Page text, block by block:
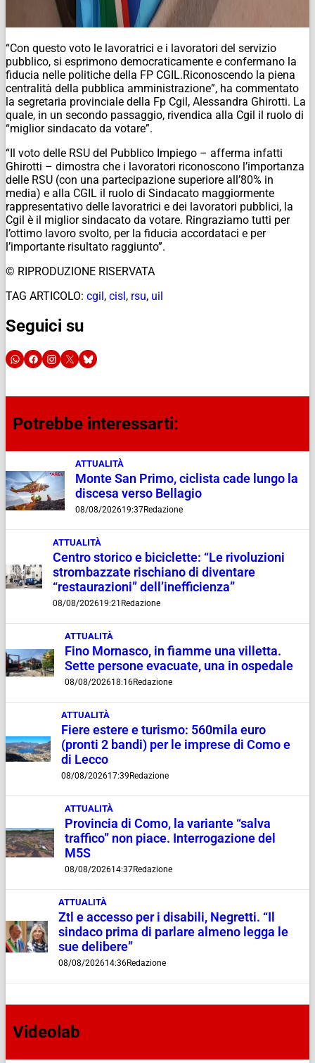
“Con questo voto le lavoratrici e i lavoratori del servizio
pubblico, si esprimono democraticamente e confermano la
fiducia nelle politiche della FP CGIL.Riconoscendo la piena
centralità della pubblica amministrazione”, ha commentato
la segretaria provinciale della Fp Cgil, Alessandra Ghirotti. La
quale, in un secondo passaggio, rivendica alla Cgil il ruolo di
“miglior sindacato da votare”.
“Il voto delle RSU del Pubblico Impiego – afferma infatti
Ghirotti – dimostra che i lavoratori riconoscono l’importanza
delle RSU (con una partecipazione superiore all’80% in
media) e alla CGIL il ruolo di Sindacato maggiormente
rappresentativo delle lavoratrici e dei lavoratori pubblici, la
Cgil è il miglior sindacato da votare. Ringraziamo tutti per
l’ottimo lavoro svolto, per la fiducia accordataci e per
l’importante risultato raggiunto”.
© RIPRODUZIONE RISERVATA
TAG ARTICOLO: cgil, cisl, rsu, uil
Seguici su
Potrebbe interessarti:
ATTUALITÀ
Monte San Primo, ciclista cade lungo la
discesa verso Bellagio
08/08/202619:37Redazione
ATTUALITÀ
Centro storico e biciclette: “Le rivoluzioni
strombazzate rischiano di diventare
“restaurazioni” dell’inefficienza”
08/08/202619:21 Redazione
ATTUALITÀ
Fino Mornasco, in fiamme una villetta.
Sette persone evacuate, una in ospedale
08/08/202618:16Redazione
ATTUALITÀ
Fiere estere e turismo: 560mila euro
(pronti 2 bandi) per le imprese di Como e
di Lecco
08/08/202617:39 Redazione
ATTUALITÀ
Provincia di Como, la variante “salva
traffico” non piace. Interrogazione del
M5S
08/08/202614:37Redazione
ATTUALITÀ
Ztl e accesso per i disabili, Negretti. “Il
sindaco prima di parlare almeno legga le
sue delibere”
08/08/202614:36Redazione
Videolab